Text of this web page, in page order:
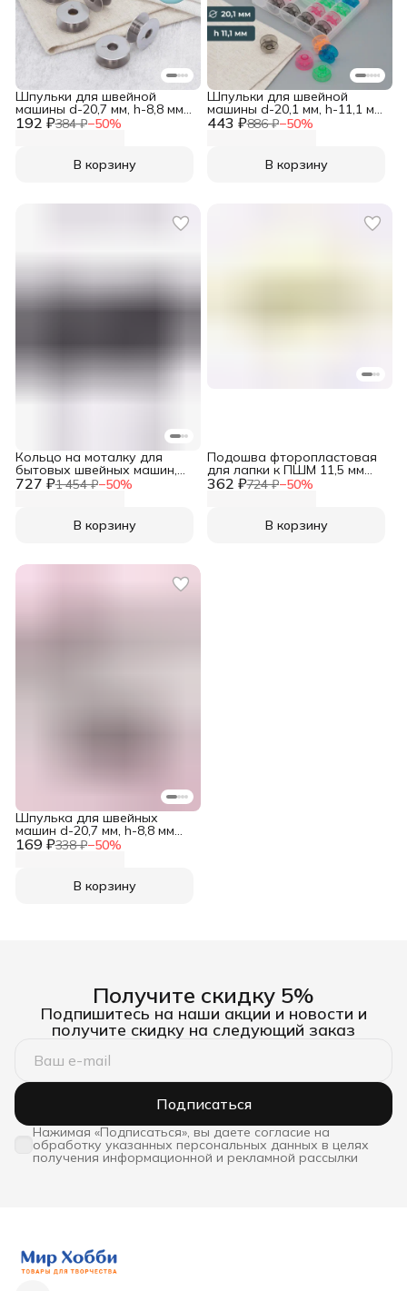
192 ₽384 ₽−50%
Шпульки для швейной
машины d-20,7 мм, h-8,8 мм,
10 шт Айрис
В корзину
443 ₽886 ₽−50%
Шпульки для швейной
машины d-20,1 мм, h-11,1 мм,
пластик, 25 шт, Айрис
В корзину
727 ₽1 454 ₽−50%
Кольцо на моталку для
бытовых швейных машин,
Айрис
В корзину
362 ₽724 ₽−50%
Подошва фторопластовая
для лапки к ПШМ 11,5 мм
для прямых швов, МТ-18,
В корзину
169 ₽338 ₽−50%
Шпулька для швейных
машин d-20,7 мм, h-8,8 мм
металл никель 3 шт/упак
В корзину
Получите скидку 5%
Подпишитесь на наши акции и новости и
получите скидку на следующий заказ
Подписаться
Нажимая «Подписаться», вы даете согласие на
обработку указанных персональных данных в целях
получения информационной и рекламной рассылки